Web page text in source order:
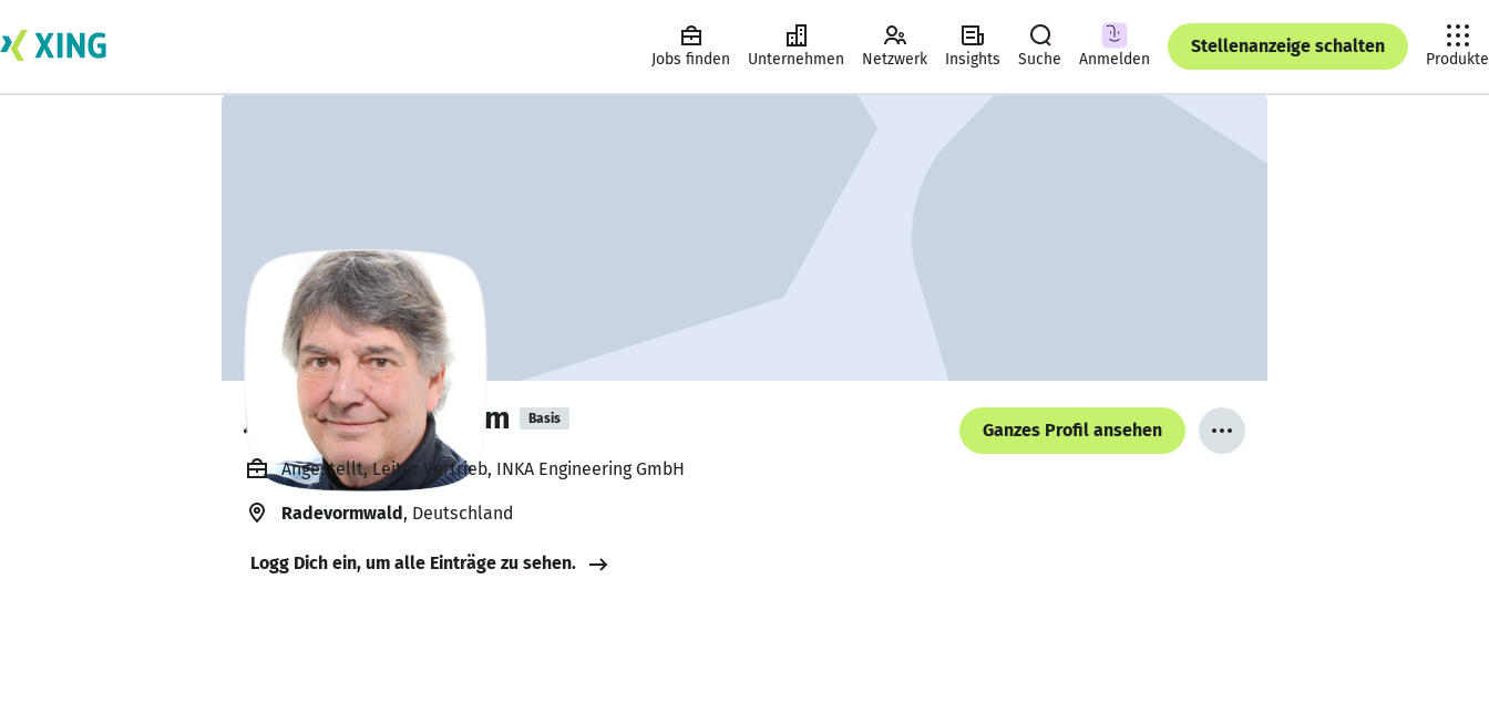
Jobs finden Unternehmen Netzwerk Insights Suche Anmelden
Stellenanzeige schalten
Produkte
Jochen Kassebohm Basis
Ganzes Profil ansehen
Angestellt, Leiter Vertrieb, INKA Engineering GmbH
Radevormwald, Deutschland
Logg Dich ein, um alle Einträge zu sehen.